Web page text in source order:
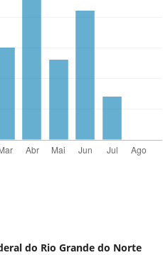
do Rio Grande do Norte